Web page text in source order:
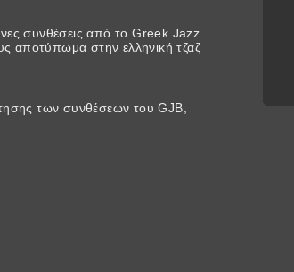
συνθέσεις από το Greek Jazz
αποτύπωμα στην ελληνική τζαζ
των συνθέσεων του GJB,